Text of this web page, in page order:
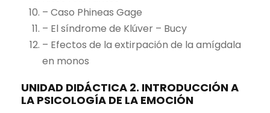
– Caso Phineas Gage
– El síndrome de Klúver – Bucy
– Efectos de la extirpación de la amígdala
en monos
UNIDAD DIDÁCTICA 2. INTRODUCCIÓN A
LA PSICOLOGÍA DE LA EMOCIÓN